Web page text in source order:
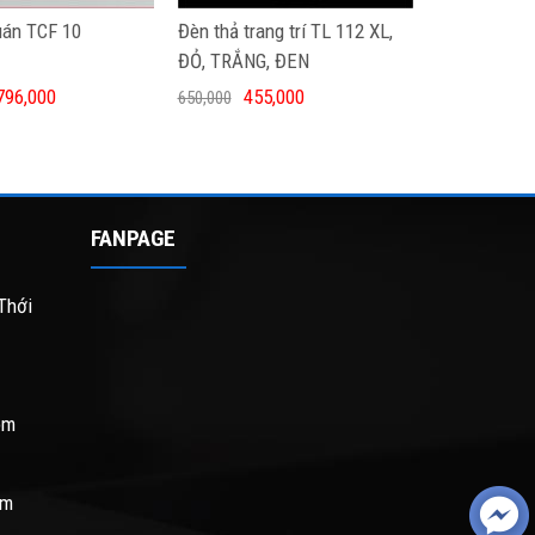
TCF 10
Đèn thả trang trí TL 112 XL,
ĐỎ, TRẮNG, ĐEN
650,000 455,000
FANPAGE